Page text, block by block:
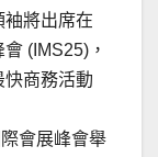
袖將出席在
(IMS25)，
快商務活動
會展峰會舉